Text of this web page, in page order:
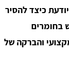
כיצד להסיר
בחומרים
והברקה של